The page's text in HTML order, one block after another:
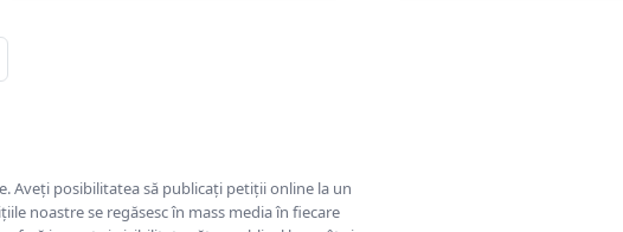
Aveți posibilitatea să publicați petiții online la un
noastre se regăsesc în mass media în fiecare